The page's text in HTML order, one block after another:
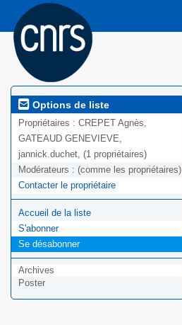
Options de liste
Propriétaires : CREPET Agnès,
GATEAUD GENEVIEVE,
jannick.duchet, (1 propriétaires)
Modérateurs : (comme les propriétaires)
Contacter le propriétaire
Accueil de la liste
S'abonner
Se désabonner
Archives
Poster